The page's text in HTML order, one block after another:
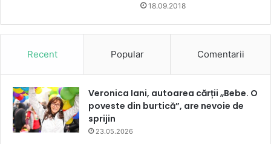
18.09.2018
Recent Popular Comentarii
Veronica Iani, autoarea cărții „Bebe. O
poveste din burtică”, are nevoie de
sprijin
23.05.2026